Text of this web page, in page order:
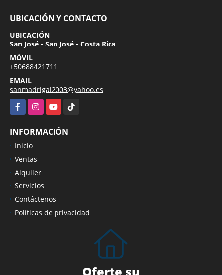
UBICACIÓN Y CONTACTO
UBICACIÓN
San José - San José - Costa Rica
MÓVIL
+50688421711
EMAIL
sanmadrigal2003@yahoo.es
FacebookInstagramYouTubeTikTok
INFORMACIÓN
Inicio
Ventas
Alquiler
Servicios
Contáctenos
Políticas de privacidad
Oferte su